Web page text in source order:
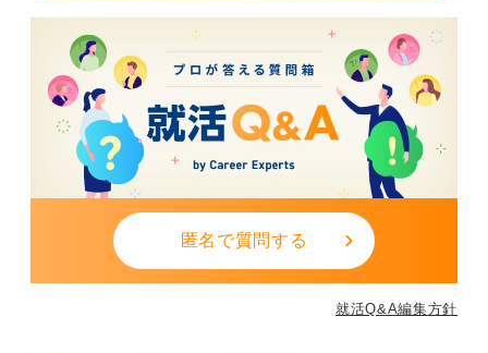
とが、結果として公務員合格、あるいは納得感のあるキ
ャリア形成への近道となります。
0
匿名で質問する
就活Q&A編集方針